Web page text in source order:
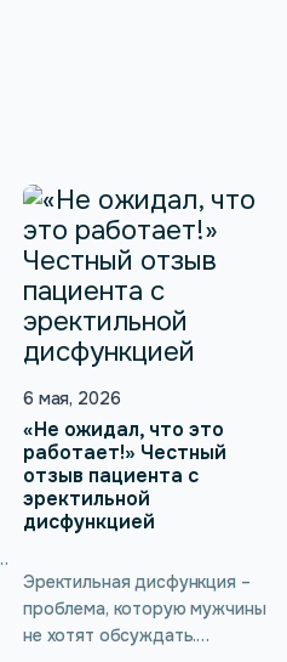
Интеллектуальный тренажёр
для интимных мышц kGoal
Boost (ускорение)/Буст
обратной биологической
связи без […]
6 мая, 2026
«Не ожидал, что это
работает!» Честный
отзыв пациента с
эректильной
дисфункцией
Эректильная дисфункция –
проблема, которую мужчины
не хотят обсуждать.